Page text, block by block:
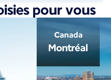
pour vous
Canada
Montréal